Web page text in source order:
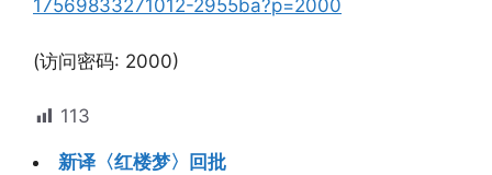
17569833271012-2955ba?p=2000
(访问密码: 2000)
113
新译〈红楼梦〉回批